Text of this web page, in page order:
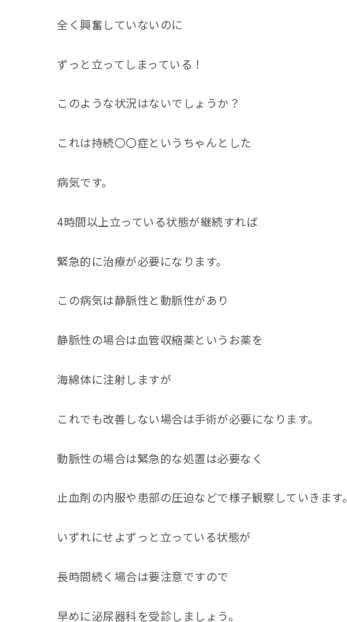
全く興奮していないのに
ずっと立ってしまっている！
このような状況はないでしょうか？
これは持続〇〇症というちゃんとした
病気です。
4時間以上立っている状態が継続すれば
緊急的に治療が必要になります。
この病気は静脈性と動脈性があり
静脈性の場合は血管収縮薬というお薬を
海綿体に注射しますが
これでも改善しない場合は手術が必要になります。
動脈性の場合は緊急的な処置は必要なく
止血剤の内服や患部の圧迫などで様子観察していきます。
いずれにせよずっと立っている状態が
長時間続く場合は要注意ですので
早めに泌尿器科を受診しましょう。